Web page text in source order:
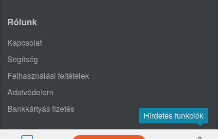
Hirdetés funkciók
Rólunk
Kapcsolat
Segítség
Felhasználási feltételek
Adatvédelem
Bankkártyás fizetés